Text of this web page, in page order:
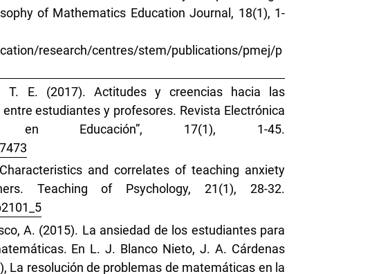
of Mathematics Education Journal, 18(1), 1-
research/centres/stem/publications/pmej/p
T. E. (2017). Actitudes y creencias hacia las
estudiantes y profesores. Revista Electrónica
en Educación”, 17(1), 1-45.
and correlates of teaching anxiety
Teaching of Psychology, 21(1), 28-32.
A. (2015). La ansiedad de los estudiantes para
En L. J. Blanco Nieto, J. A. Cárdenas
La resolución de problemas de matemáticas en la